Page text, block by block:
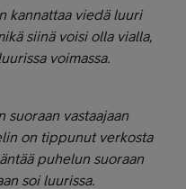
kannattaa viedä luuri
siinä voisi olla vialla,
voimassa.
suoraan vastaajaan
on tippunut verkosta
puhelun suoraan
soi luurissa.